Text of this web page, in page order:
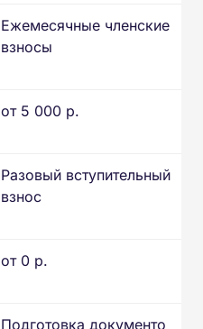
Ежемесячные членские
взносы
от 5 000 р.
Разовый вступительный
взнос
от 0 р.
Подготовка документо